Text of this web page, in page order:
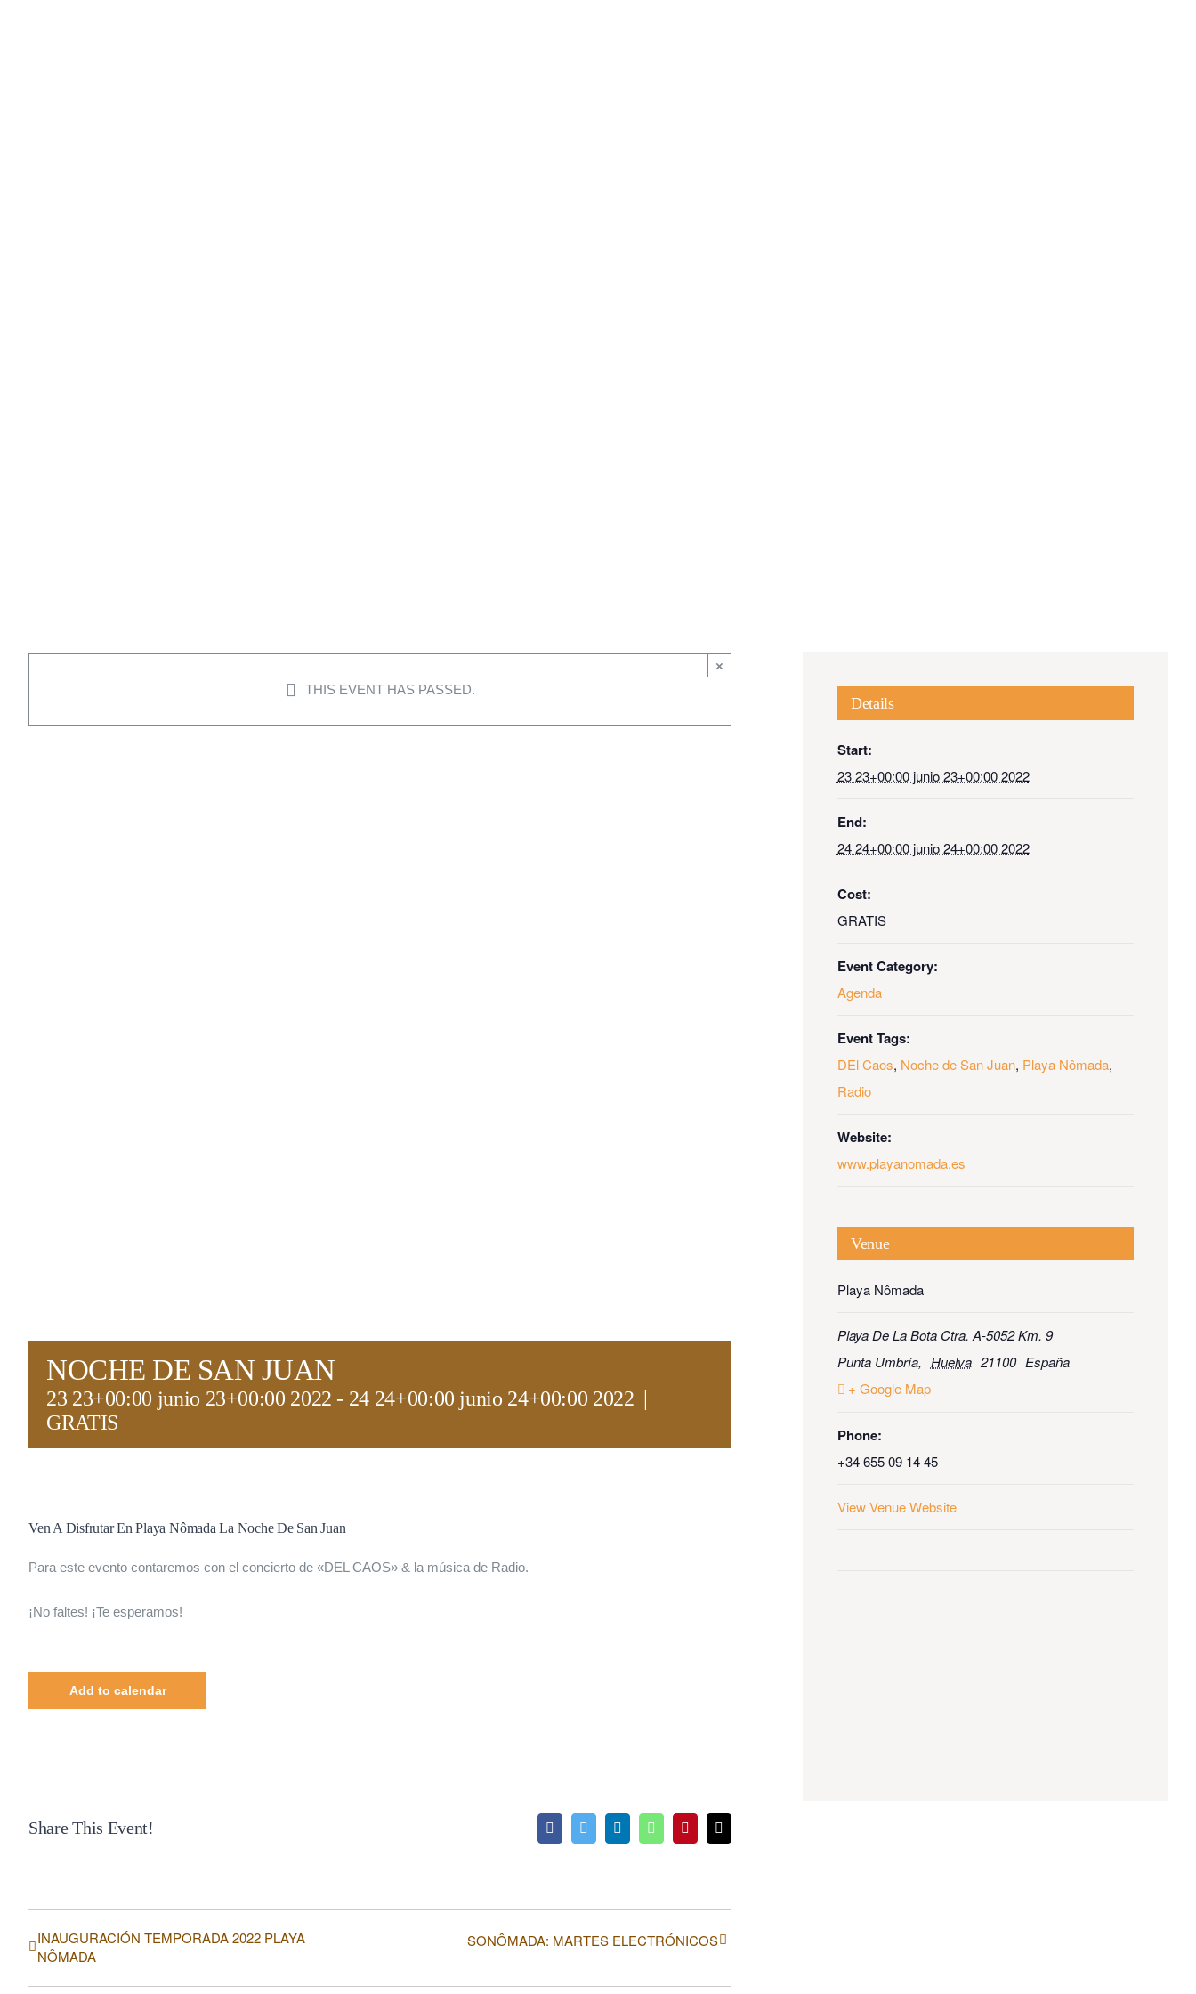
THIS EVENT HAS PASSED.
×
NOCHE DE SAN JUAN
23 23+00:00 junio 23+00:00 2022 - 24 24+00:00 junio 24+00:00 2022 |
GRATIS
Ven A Disfrutar En Playa Nômada La Noche De San Juan
Para este evento contaremos con el concierto de «DEL CAOS» & la música de Radio.
¡No faltes! ¡Te esperamos!
Add to calendar
Share This Event! FacebookTwitterLinkedInWhatsAppPinterestCorreo
electrónico
INAUGURACIÓN TEMPORADA 2022 PLAYA
NÔMADA
SONÔMADA: MARTES ELECTRÓNICOS
Details
Start:
23 23+00:00 junio 23+00:00 2022
End:
24 24+00:00 junio 24+00:00 2022
Cost:
GRATIS
Event Category:
Agenda
Event Tags:
DEl Caos, Noche de San Juan, Playa Nômada,
Radio
Website:
www.playanomada.es
Venue
Playa Nômada
Playa De La Bota Ctra. A-5052 Km. 9
Punta Umbría, Huelva 21100 España
+ Google Map
Phone:
+34 655 09 14 45
View Venue Website